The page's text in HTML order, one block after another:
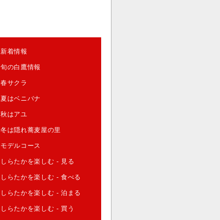
新着情報
旬の白鷹情報
春サクラ
夏はベニバナ
秋はアユ
冬は隠れ蕎麦屋の里
モデルコース
しらたかを楽しむ - 見る
しらたかを楽しむ - 食べる
しらたかを楽しむ - 泊まる
しらたかを楽しむ - 買う